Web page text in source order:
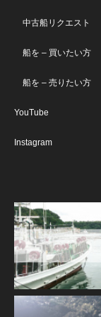
中古船リクエスト
船を – 買いたい方
船を – 売りたい方
YouTube
Instagram